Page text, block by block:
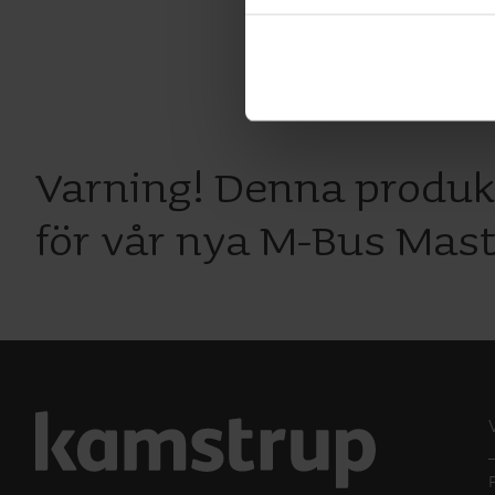
You can at any time
Varning! Denna
för vår nya M-Bus